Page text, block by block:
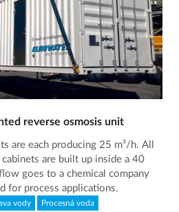
reverse osmosis unit
are each producing 25 m³/h. All
are built up inside a 40
goes to a chemical company
for process applications.
vody Procesná voda